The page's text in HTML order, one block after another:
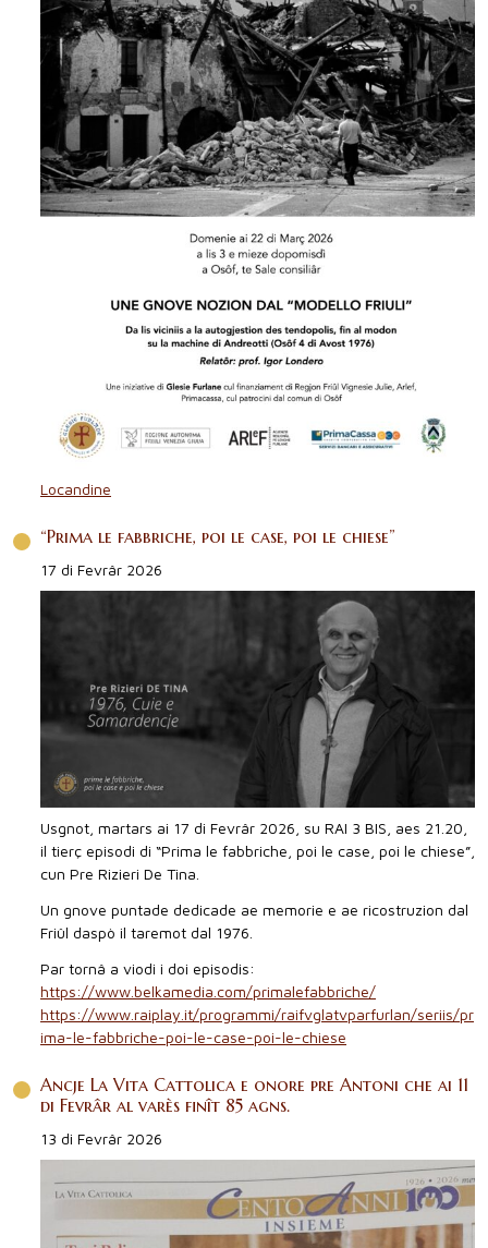
Locandine
“Prima le fabbriche, poi le case, poi le chiese”
17 di Fevrâr 2026
Usgnot, martars ai 17 di Fevrâr 2026, su RAI 3 BIS, aes 21.20,
il tierç episodi di “Prima le fabbriche, poi le case, poi le chiese”,
cun Pre Rizieri De Tina.
Un gnove puntade dedicade ae memorie e ae ricostruzion dal
Friûl daspò il taremot dal 1976.
Par tornâ a viodi i doi episodis:
https://www.belkamedia.com/primalefabbriche/
https://www.raiplay.it/programmi/raifvglatvparfurlan/seriis/pr
ima-le-fabbriche-poi-le-case-poi-le-chiese
Ancje La Vita Cattolica e onore pre Antoni che ai 11
di Fevrâr al varès finît 85 agns.
13 di Fevrâr 2026